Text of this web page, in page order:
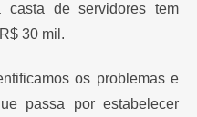
casta de servidores tem
30 mil.
os problemas e
passa por estabelecer